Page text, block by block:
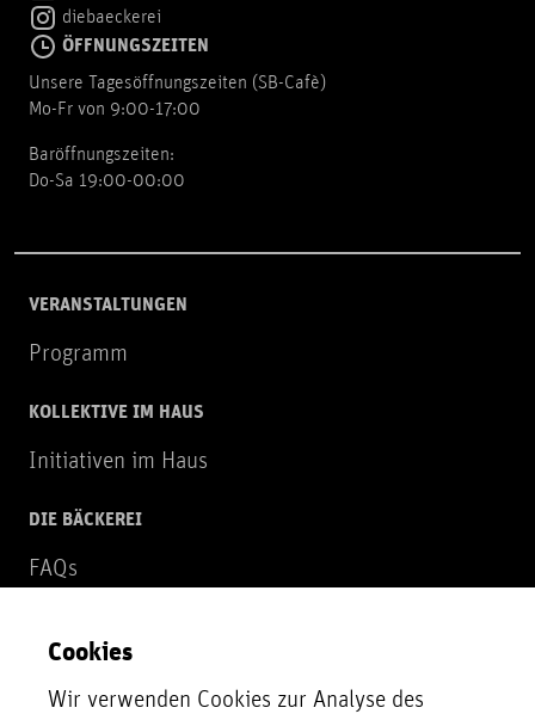
diebaeckerei
ÖFFNUNGSZEITEN
Unsere Tagesöffnungszeiten (SB-Cafè)
Mo-Fr von 9:00-17:00
Baröffnungszeiten:
Do-Sa 19:00-00:00
VERANSTALTUNGEN
Programm
KOLLEKTIVE IM HAUS
Initiativen im Haus
DIE BÄCKEREI
FAQs
NEWSLETTER
Zur Newsletter Anmeldung
Cookies
Wir verwenden Cookies zur Analyse des